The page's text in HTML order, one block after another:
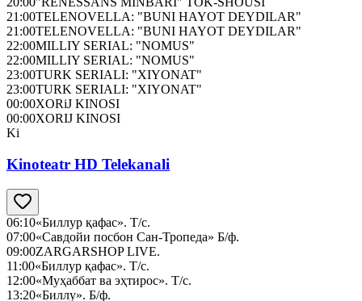
21:00TELENOVELLA: "BUNI HAYOT DEYDILAR"
21:00TELENOVELLA: "BUNI HAYOT DEYDILAR"
22:00MILLIY SERIAL: "NOMUS"
22:00MILLIY SERIAL: "NOMUS"
23:00TURK SERIALI: "XIYONAT"
23:00TURK SERIALI: "XIYONAT"
00:00XORiJ KINOSI
00:00XORIJ KINOSI
Ki
Kinoteatr HD Telekanali
06:10«Биллур қафас». Т/с.
07:00«Савдойи посбон Сан-Тропеда» Б/ф.
09:00ZARGARSHOP LIVE.
11:00«Биллур қафас». Т/с.
12:00«Муҳаббат ва эҳтирос». Т/с.
13:20«Биллу». Б/ф.